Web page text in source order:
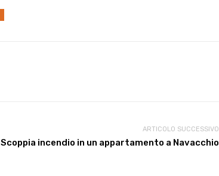
ARTICOLO SUCCESSIVO
Scoppia incendio in un appartamento a Navacchio